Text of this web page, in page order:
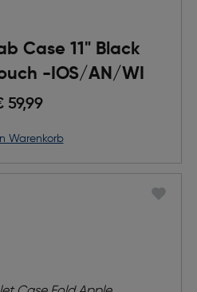
Case 11" Black
-IOS/AN/WI
59,99
Warenkorb